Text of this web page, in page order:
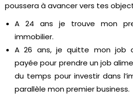
poussera à avancer vers tes
A 24 ans je trouve mon
immobilier.
A 26 ans, je quitte mon job
payée pour prendre un job
du temps pour investir dans
parallèle mon premier business.